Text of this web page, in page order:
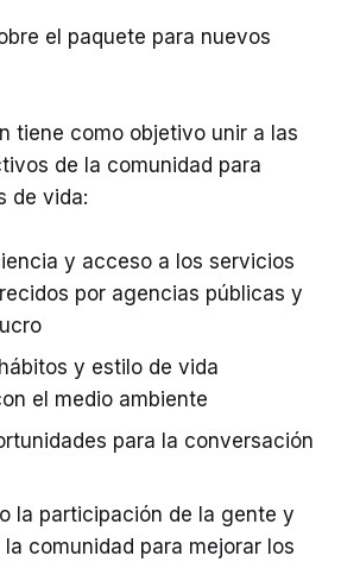
el paquete para nuevos
tiene como objetivo unir a las
de la comunidad para
de vida:
y acceso a los servicios
por agencias públicas y
y estilo de vida
el medio ambiente
para la conversación
la participación de la gente y
la comunidad para mejorar los